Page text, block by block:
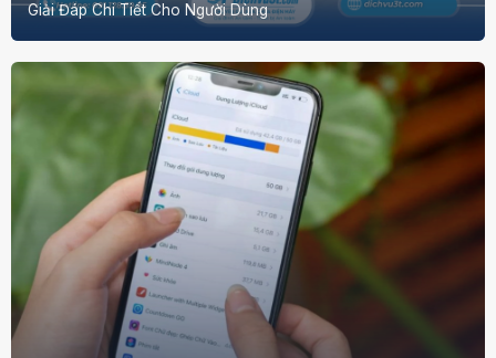
Giải Đáp Chi Tiết Cho Người Dùng